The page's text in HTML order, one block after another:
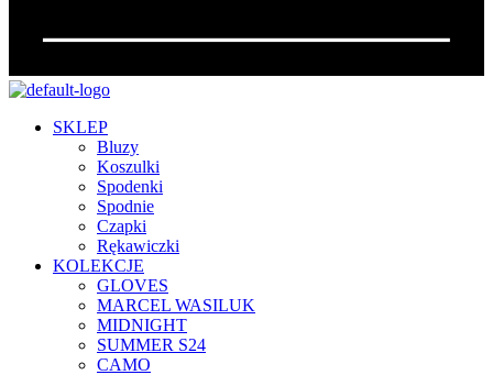
SKLEP
Bluzy
Koszulki
Spodenki
Spodnie
Czapki
Rękawiczki
KOLEKCJE
GLOVES
MARCEL WASILUK
MIDNIGHT
SUMMER S24
CAMO